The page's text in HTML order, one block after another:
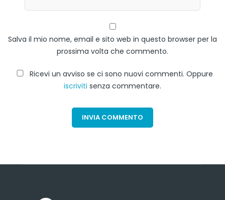
Salva il mio nome, email e sito web in questo browser per la
prossima volta che commento.
Ricevi un avviso se ci sono nuovi commenti. Oppure
iscriviti senza commentare.